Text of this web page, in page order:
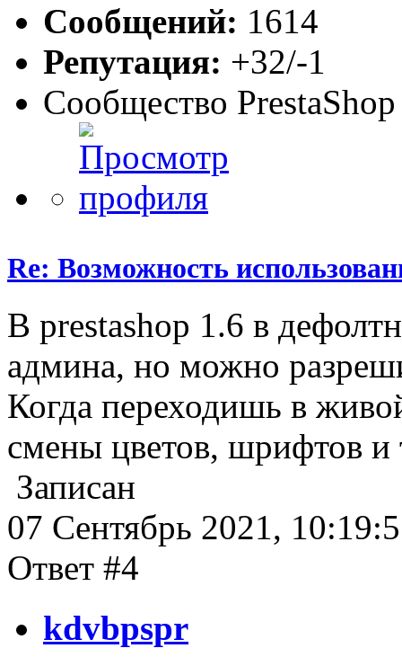
Сообщений: 1614
Репутация: +32/-1
Сообщество PrestaShop
Re: Возможность
В prestashop 1.6 в
админа, но можно
Когда переходишь в
смены цветов, шрифтов и
Записан
07 Сентябрь 2021,
Ответ #4
kdvbpspr